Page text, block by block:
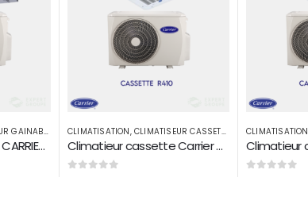
CASSETTE
Climatieur cassette Carrier 36000Btu/h R410A
CLIMATISATION,CLIMATISEUR CASSETTE
Climatieur cassette Carrier 12000 Btu/h R410A
CLIMATISATION